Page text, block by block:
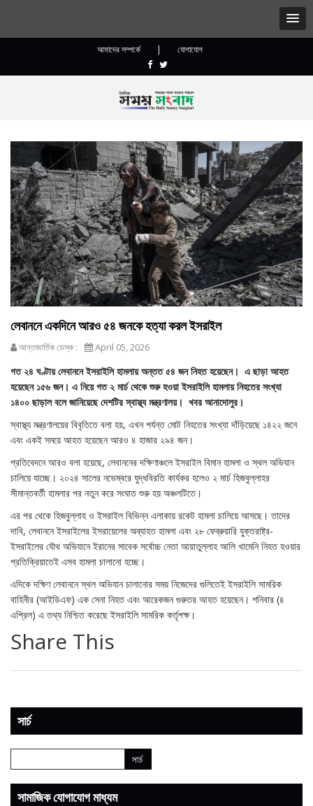
আমাদের সম্পর্কে | যোগাযোগ
লেবাননে একদিনে আরও ৫৪ জনকে হত্যা করল ইসরাইল
আন্তজার্তিক ডেস্ক : April 05, 2026
গত ২৪ ঘণ্টায় লেবাননে ইসরাইলি হামলায় অন্তত ৫৪ জন নিহত হয়েছেন। এ ছাড়া আহত
হয়েছেন ১৫৬ জন। এ নিয়ে গত ২ মার্চ থেকে শুরু হওয়া ইসরাইলি হামলায় নিহতের সংখ্যা
১৪০০ ছাড়াল বলে জানিয়েছে দেশটির স্বাস্থ্য মন্ত্রণালয়। খবর আনাদোলুর।
স্বাস্থ্য মন্ত্রণালয়ের বিবৃতিতে বলা হয়, এখন পর্যন্ত মোট নিহতের সংখ্যা দাঁড়িয়েছে ১৪২২ জনে
এবং একই সময়ে আহত হয়েছেন আরও ৪ হাজার ২৯৪ জন।
প্রতিবেদনে আরও বলা হয়েছে, লেবাননের দক্ষিণাঞ্চলে ইসরাইল বিমান হামলা ও স্থল অভিযান
চালিয়ে যাচ্ছে। ২০২৪ সালের নভেম্বরে যুদ্ধবিরতি কার্যকর হলেও ২ মার্চ হিজবুল্লাহর
সীমান্তবর্তী হামলার পর নতুন করে সংঘাত শুরু হয় অঞ্চলটিতে।
এর পর থেকে হিজবুল্লাহ ও ইসরাইল বিভিন্ন এলাকায় রকেট হামলা চালিয়ে আসছে। তাদের
দাবি, লেবাননে ইসরাইলের ইসরায়েলের অব্যাহত হামলা এবং ২৮ ফেব্রুয়ারি যুক্তরাষ্ট্র-
ইসরাইলের যৌথ অভিযানে ইরানের সাবেক সর্বোচ্চ নেতা আয়াতুল্লাহ আলি খামেনি নিহত হওয়ার
প্রতিক্রিয়াতেই এসব হামলা চালানো হচ্ছে।
এদিকে দক্ষিণ লেবাননে স্থল অভিযান চালানোর সময় নিজেদের গুলিতেই ইসরাইলি সামরিক
বাহিনীর (আইডিএফ) এক সেনা নিহত এবং আরেকজন গুরুতর আহত হয়েছেন। শনিবার (৪
এপ্রিল) এ তথ্য নিশ্চিত করেছে ইসরাইলি সামরিক কর্তৃপক্ষ।
Share This
সার্চ
সামাজিক যোগাযোগ মাধ্যম